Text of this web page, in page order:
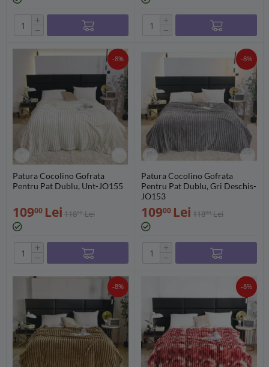
+
−
+
−
-8%
Patura Cocolino Gofrata
Pentru Pat Dublu, Unt-JO155
10900 Lei 11800 Lei
+
−
-8%
Patura Cocolino Gofrata
Pentru Pat Dublu, Gri Deschis-
JO153
10900 Lei 11800 Lei
+
−
-8% -8%